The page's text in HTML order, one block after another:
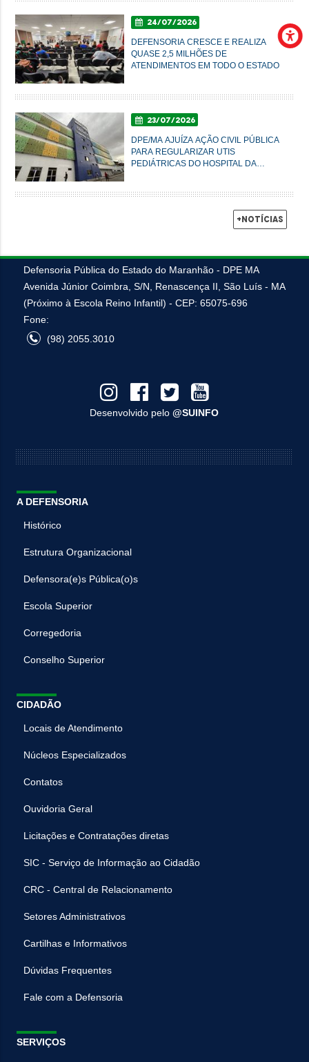
24/07/2026
DEFENSORIA CRESCE E REALIZA
QUASE 2,5 MILHÕES DE
ATENDIMENTOS EM TODO O ESTADO
23/07/2026
DPE/MA AJUÍZA AÇÃO CIVIL PÚBLICA
PARA REGULARIZAR UTIS
PEDIÁTRICAS DO HOSPITAL DA
+Notícias
Defensoria Pública do Estado do Maranhão - DPE MA
Avenida Júnior Coimbra, S/N, Renascença II, São Luís - MA
(Próximo à Escola Reino Infantil) - CEP: 65075-696
Fone:
(98) 2055.3010
Desenvolvido pelo@SUINFO
A DEFENSORIA
Histórico
Estrutura Organizacional
Defensora(e)s Pública(o)s
Escola Superior
Corregedoria
Conselho Superior
CIDADÃO
Locais de Atendimento
Núcleos Especializados
Contatos
Ouvidoria Geral
Licitações e Contratações diretas
SIC - Serviço de Informação ao Cidadão
CRC - Central de Relacionamento
Setores Administrativos
Cartilhas e Informativos
Dúvidas Frequentes
Fale com a Defensoria
SERVIÇOS